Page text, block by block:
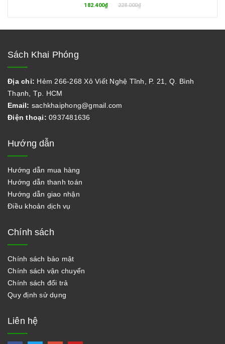
182.400₫ 228.000₫
Sách Khai Phóng
Địa chỉ: Hẻm 266-268 Xô Viết Nghệ Tĩnh, P. 21, Q. Bình
Thạnh, Tp. HCM
Email: sachkhaiphong@gmail.com
Điện thoại: 0937481636
Hướng dẫn
Hướng dẫn mua hàng
Hướng dẫn thanh toán
Hướng dẫn giao nhận
Điều khoản dịch vụ
Chính sách
Chính sách bảo mật
Chính sách vận chuyển
Chính sách đổi trả
Quy định sử dụng
Liên hệ